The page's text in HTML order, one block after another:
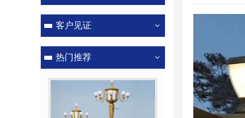
客户见证
热门推荐